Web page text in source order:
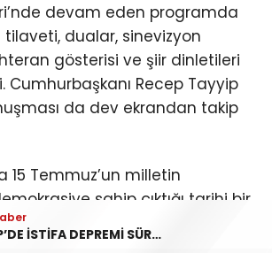
devam eden programda
tilaveti, dualar, sinevizyon
gösterisi ve şiir dinletileri
Cumhurbaşkanı Recep Tayyip
da dev ekrandan takip
15 Temmuz’un milletin
sahip çıktığı tarihi bir
olduğunu vurgulayan Vali
milletinin darbecilere geçit
SİİRT MHP’DE İSTİFA DEPREMİ SÜRÜYOR: İL DİSİPLİN KURULU BAŞKANI HALİL SARCAN GÖREVİNDEN AYRILDI